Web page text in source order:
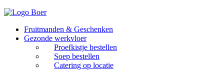
Fruitmanden & Geschenken
Gezonde werkvloer
Proefkistje bestellen
Soep bestellen
Catering op locatie